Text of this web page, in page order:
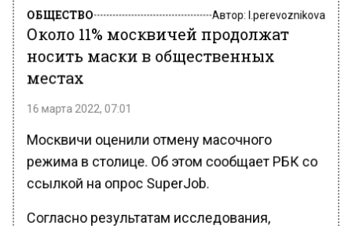
ОБЩЕСТВО Автор:l.perevoznikova
Около 11% москвичей продолжат
носить маски в общественных
местах
16 марта 2022, 07:01
Москвичи оценили отмену масочного
режима в столице. Об этом сообщает РБК со
ссылкой на опрос SuperJob.
Согласно результатам исследования,